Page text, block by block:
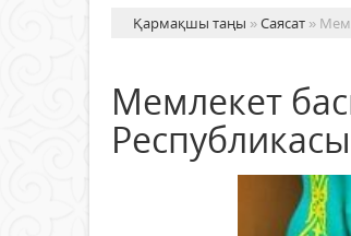
Қармақшы таңы »Саясат »
Мемлекет